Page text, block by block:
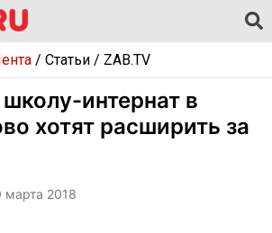
/ Статьи/ ZAB.TV
интернат в
хотят расширить за
марта 2018